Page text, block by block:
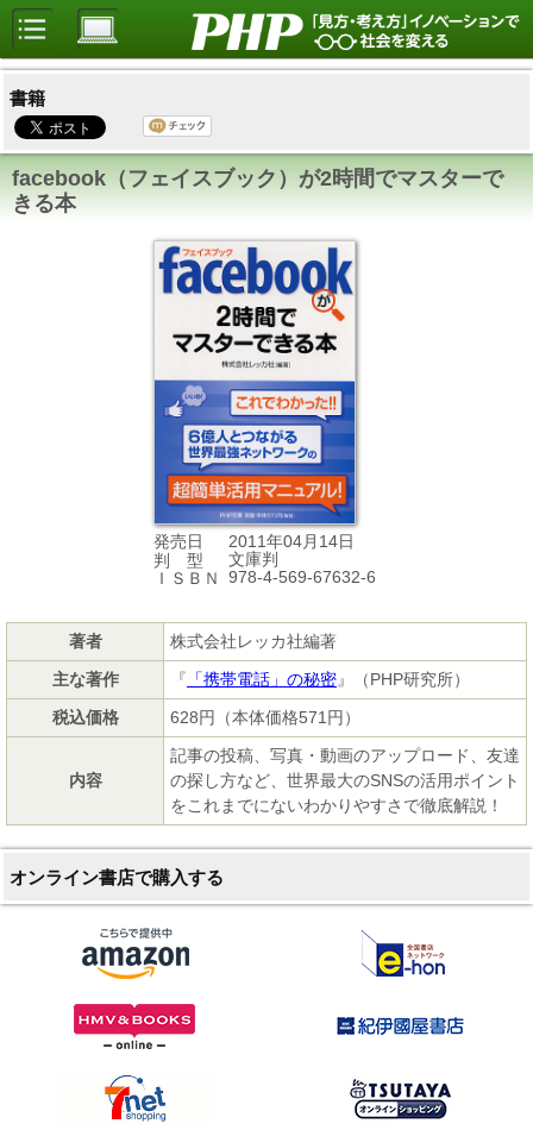
書籍
facebook（フェイスブック）が2時間でマスターで
きる本
発売日
2011年04月14日
判 型
文庫判
ＩＳＢＮ
978-4-569-67632-6
著者
株式会社レッカ社編著
主な著作
『 「携帯電話」の秘密』（PHP研究所）
税込価格
628円（本体価格571円）
内容
記事の投稿、写真・動画のアップロード、友達
の探し方など、世界最大のSNSの活用ポイント
をこれまでにないわかりやすさで徹底解説！
オンライン書店で購入する